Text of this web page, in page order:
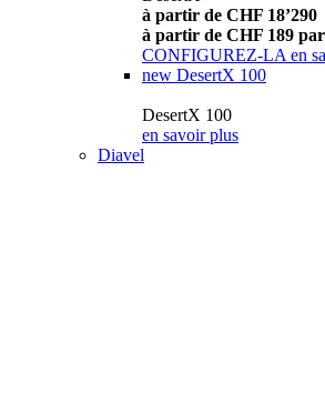
à partir de CHF 18’290
à partir de CHF 189
CONFIGUREZ-LA en
new DesertX 100
DesertX 100
en savoir plus
Diavel